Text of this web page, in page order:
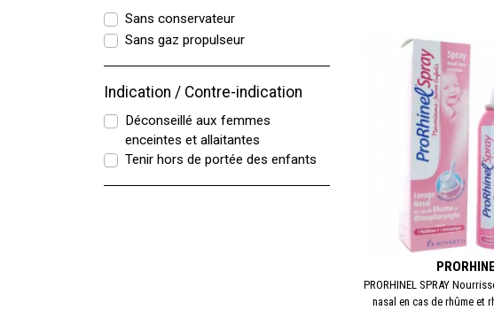
Sans conservateur
Sans gaz propulseur
Indication / Contre-indication
Déconseillé aux femmes
enceintes et allaitantes
Tenir hors de portée des enfants
PRORHINEL SPRAY
nasal en cas de rhûme et